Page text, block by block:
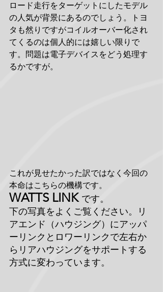
ロード走行をターゲットにしたモデル
の人気が背景にあるのでしょう。トヨ
タも然りですがコイルオーバー化され
てくるのは個人的には嬉しい限りで
す。問題は電子デバイスをどう処理す
るかですが。
これが見せたかった訳ではなく今回の
本命はこちらの機構です。
WATTS LINK です。
下の写真をよくご覧ください。リ
アエンド（ハウジング）にアッパ
ーリンクとロワーリンクで左右か
らリアハウジングをサポートする
方式に変わっています。